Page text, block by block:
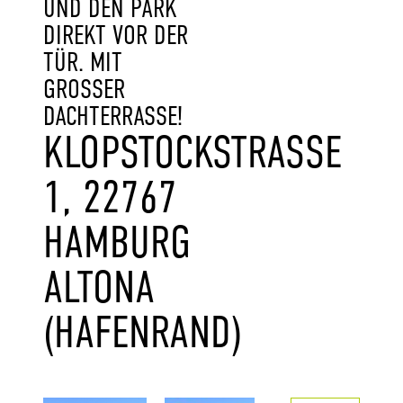
UND DEN PARK
DIREKT VOR DER
TÜR. MIT
GROSSER D
ACHTERRASSE!
KLOPSTOCKSTRASSE 1
, 22767 H
AMBURG A
LTONA (
HAFENRAND)